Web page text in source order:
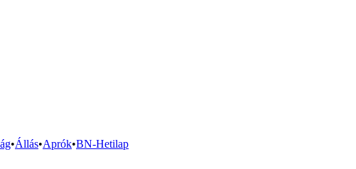
•Állás•Aprók•BN-Hetilap